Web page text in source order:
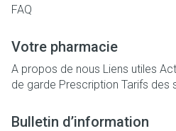
FAQ
Votre pharmacie
A propos de nous Liens utiles
de garde Prescription Tarifs des
Bulletin d’information